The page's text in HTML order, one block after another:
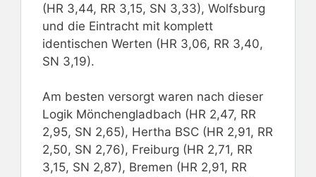
(HR 3,44, RR 3,15, SN 3,33), Wolfsburg
und die Eintracht mit komplett
identischen Werten (HR 3,06, RR 3,40,
SN 3,19).
Am besten versorgt waren nach dieser
Logik Mönchengladbach (HR 2,47, RR
2,95, SN 2,65), Hertha BSC (HR 2,91, RR
2,50, SN 2,76), Freiburg (HR 2,71, RR
3,15, SN 2,87), Bremen (HR 2,91, RR